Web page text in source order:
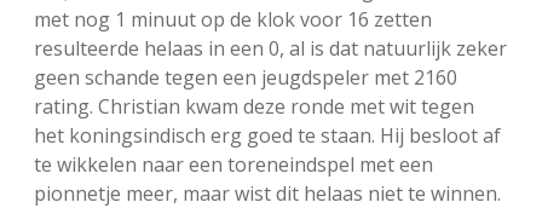
met nog 1 minuut op de klok voor 16 zetten
resulteerde helaas in een 0, al is dat natuurlijk zeker
geen schande tegen een jeugdspeler met 2160
rating. Christian kwam deze ronde met wit tegen
het koningsindisch erg goed te staan. Hij besloot af
te wikkelen naar een toreneindspel met een
pionnetje meer, maar wist dit helaas niet te winnen.